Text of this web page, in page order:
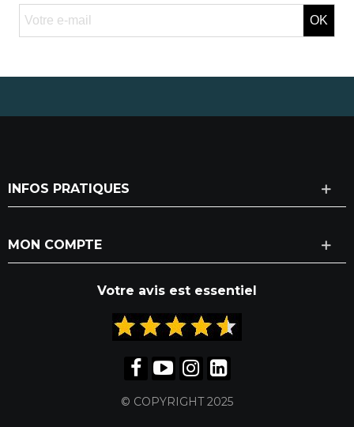
OK
INFOS PRATIQUES
MON COMPTE
Votre avis est essentiel
© COPYRIGHT 2025